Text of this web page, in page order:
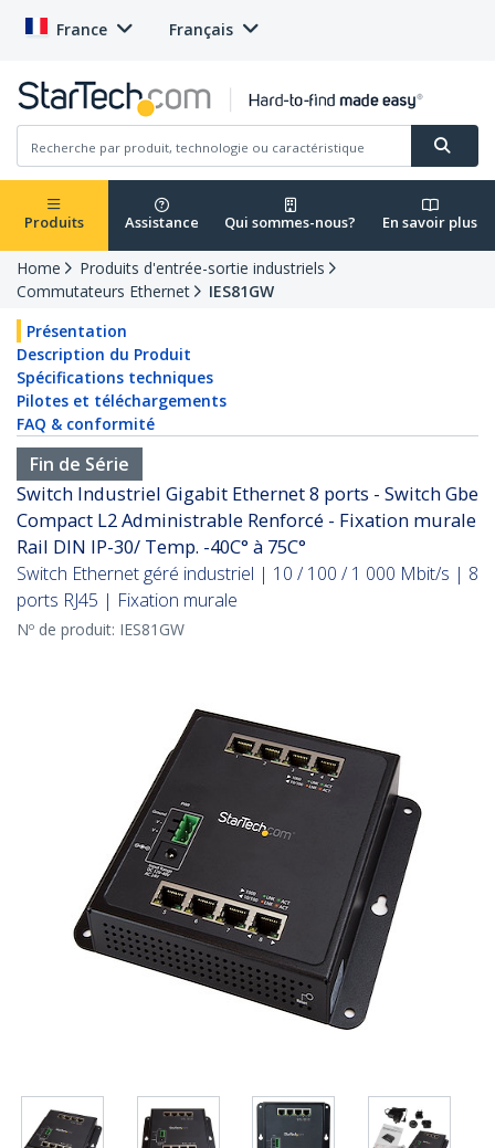
France Français
Produits Assistance Qui sommes-nous? En savoir plus
Home
Produits d'entrée-sortie industriels
Commutateurs Ethernet
IES81GW
Présentation
Description du Produit
Spécifications techniques
Pilotes et téléchargements
FAQ & conformité
Fin de Série
Switch Industriel Gigabit Ethernet 8 ports - Switch Gbe
Compact L2 Administrable Renforcé - Fixation murale
Rail DIN IP-30/ Temp. -40C° à 75C°
Switch Ethernet géré industriel | 10 / 100 / 1 000 Mbit/s | 8
ports RJ45 | Fixation murale
Nº de produit: IES81GW